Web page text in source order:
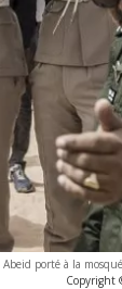
porté à la
Copyright